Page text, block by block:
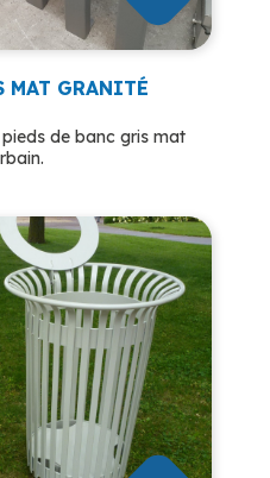
MAT GRANITÉ
de banc gris mat